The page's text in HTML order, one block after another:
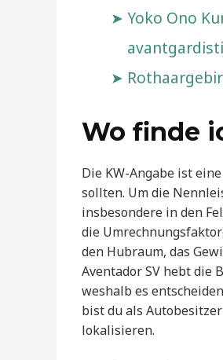
Yoko Ono
Wo finde
Die KW-Angabe ist
sollten. Um die
insbesondere in den
die
den Hubraum, das
Aventador SV hebt die
weshalb es
bist du als
lokalisieren.